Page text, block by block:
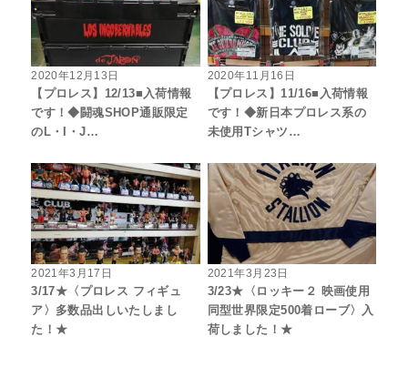
2020年12月13日
【プロレス】12/13■入荷情報
です！◆闘魂SHOP通販限定
のL・I・J…
2020年11月16日
【プロレス】11/16■入荷情報
です！◆新日本プロレス系の
未使用Tシャツ…
2021年3月17日
3/17★〈プロレス フィギュ
ア〉多数品出しいたしまし
た！★
2021年3月23日
3/23★〈ロッキー２ 映画使用
同型世界限定500着ローブ〉入
荷しました！★